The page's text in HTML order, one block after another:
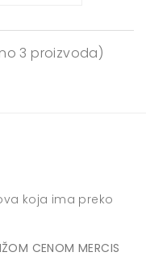
3 proizvoda)
koja ima preko
CENOM MERCIS